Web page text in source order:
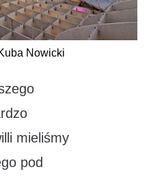
Nowicki
mieliśmy
pod